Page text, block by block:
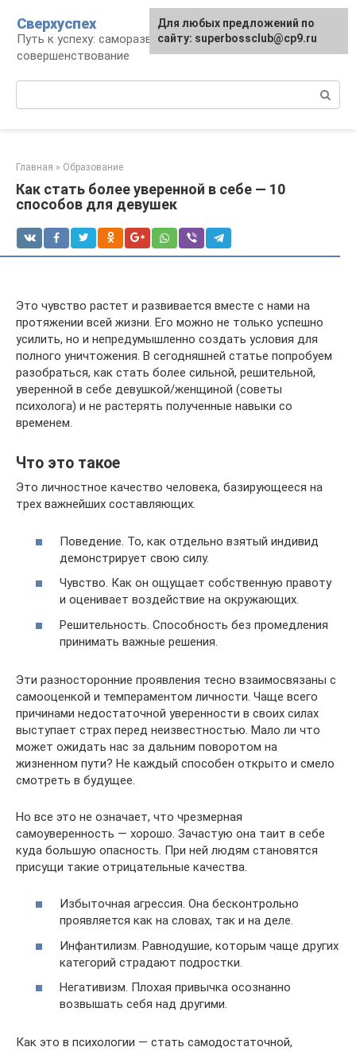
контенту
Сверхуспех
Путь к успеху: саморазвитие и
совершенствование
Главная » Образование
Как стать более уверенной в себе — 10
способов для девушек
Это чувство растет и развивается вместе с нами на
протяжении всей жизни. Его можно не только успешно
усилить, но и непредумышленно создать условия для
полного уничтожения. В сегодняшней статье попробуем
разобраться, как стать более сильной, решительной,
уверенной в себе девушкой/женщиной (советы
психолога) и не растерять полученные навыки со
временем.
Что это такое
Это личностное качество человека, базирующееся на
трех важнейших составляющих.
Поведение. То, как отдельно взятый индивид
демонстрирует свою силу.
Чувство. Как он ощущает собственную правоту
и оценивает воздействие на окружающих.
Решительность. Способность без промедления
принимать важные решения.
Эти разносторонние проявления тесно взаимосвязаны с
самооценкой и темпераментом личности. Чаще всего
причинами недостаточной уверенности в своих силах
выступает страх перед неизвестностью. Мало ли что
может ожидать нас за дальним поворотом на
жизненном пути? Не каждый способен открыто и смело
смотреть в будущее.
Но все это не означает, что чрезмерная
самоуверенность — хорошо. Зачастую она таит в себе
куда большую опасность. При ней людям становятся
присущи такие отрицательные качества.
Избыточная агрессия. Она бесконтрольно
проявляется как на словах, так и на деле.
Инфантилизм. Равнодушие, которым чаще других
категорий страдают подростки.
Негативизм. Плохая привычка осознанно
возвышать себя над другими.
Как это в психологии — стать самодостаточной,
Для любых предложений по
сайту: superbossclub@cp9.ru